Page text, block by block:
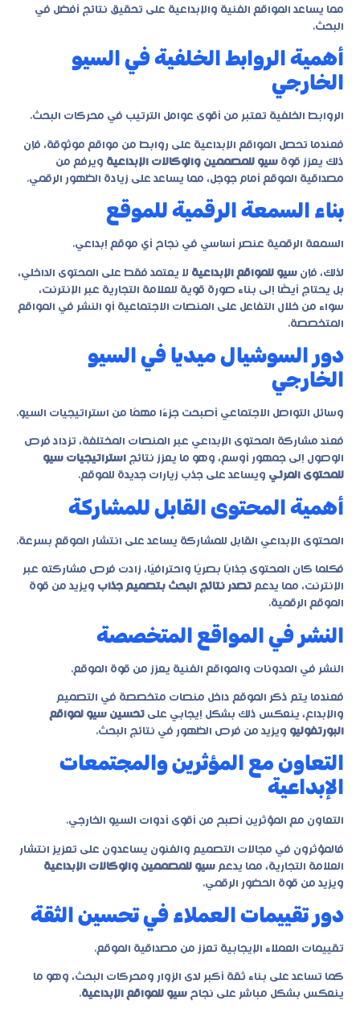
مما يساعد المواقع الفنية والإبداعية على تحقيق نتائج أفضل في
البحث.
أهمية الروابط الخلفية في السيو
الخارجي
الروابط الخلفية تعتبر من أقوى عوامل الترتيب في محركات البحث.
فعندما تحصل المواقع الإبداعية على روابط من مواقع موثوقة، فإن
ذلك يعزز قوة سيو للمصممين والوكالات الإبداعية ويرفع من
مصداقية الموقع أمام جوجل، مما يساعد على زيادة الظهور الرقمي.
بناء السمعة الرقمية للموقع
السمعة الرقمية عنصر أساسي في نجاح أي موقع إبداعي.
لذلك، فإن سيو للمواقع الإبداعية لا يعتمد فقط على المحتوى الداخلي،
بل يحتاج أيضًا إلى بناء صورة قوية للعلامة التجارية عبر الإنترنت،
سواء من خلال التفاعل على المنصات الاجتماعية أو النشر في المواقع
المتخصصة.
دور السوشيال ميديا في السيو
الخارجي
وسائل التواصل الاجتماعي أصبحت جزءًا مهمًا من استراتيجيات السيو.
فعند مشاركة المحتوى الإبداعي عبر المنصات المختلفة، تزداد فرص
الوصول إلى جمهور أوسع، وهو ما يعزز نتائج استراتيجيات سيو
للمحتوى المرئي ويساعد على جذب زيارات جديدة للموقع.
أهمية المحتوى القابل للمشاركة
المحتوى الإبداعي القابل للمشاركة يساعد على انتشار الموقع بسرعة.
فكلما كان المحتوى جذابًا بصريًا واحترافيًا، زادت فرص مشاركته عبر
الإنترنت، مما يدعم تصدر نتائج البحث بتصميم جذاب ويزيد من قوة
الموقع الرقمية.
النشر في المواقع المتخصصة
النشر في المدونات والمواقع الفنية يعزز من قوة الموقع.
فعندما يتم ذكر الموقع داخل منصات متخصصة في التصميم
والإبداع، ينعكس ذلك بشكل إيجابي على تحسين سيو لمواقع
البورتفوليو ويزيد من فرص الظهور في نتائج البحث.
التعاون مع المؤثرين والمجتمعات
الإبداعية
التعاون مع المؤثرين أصبح من أقوى أدوات السيو الخارجي.
فالمؤثرون في مجالات التصميم والفنون يساعدون على تعزيز انتشار
العلامة التجارية، مما يدعم سيو للمصممين والوكالات الإبداعية
ويزيد من قوة الحضور الرقمي.
دور تقييمات العملاء في تحسين الثقة
تقييمات العملاء الإيجابية تعزز من مصداقية الموقع.
كما تساعد على بناء ثقة أكبر لدى الزوار ومحركات البحث، وهو ما
ينعكس بشكل مباشر على نجاح سيو للمواقع الإبداعية.